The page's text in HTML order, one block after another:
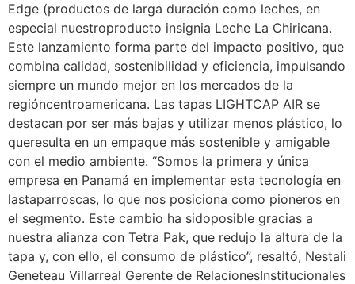
Edge (productos de larga duración como leches, en
especial nuestroproducto insignia Leche La Chiricana.
Este lanzamiento forma parte del impacto positivo, que
combina calidad, sostenibilidad y eficiencia, impulsando
siempre un mundo mejor en los mercados de la
regióncentroamericana. Las tapas LIGHTCAP AIR se
destacan por ser más bajas y utilizar menos plástico, lo
queresulta en un empaque más sostenible y amigable
con el medio ambiente. “Somos la primera y única
empresa en Panamá en implementar esta tecnología en
lastaparroscas, lo que nos posiciona como pioneros en
el segmento. Este cambio ha sidoposible gracias a
nuestra alianza con Tetra Pak, que redujo la altura de la
tapa y, con ello, el consumo de plástico”, resaltó, Nestali
Geneteau Villarreal Gerente de RelacionesInstitucionales